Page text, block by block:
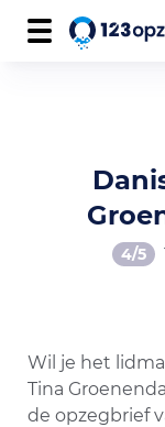
4/5
Wil je het
Tina
de opzegbrief